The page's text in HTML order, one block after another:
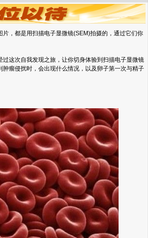
，都是用扫描电子显微镜(SEM)拍摄的，通过它们你
这次自我发现之旅，让你切身体验到扫描电子显微镜
瘤侵扰时，会出现什么情况，以及卵子第一次与精子